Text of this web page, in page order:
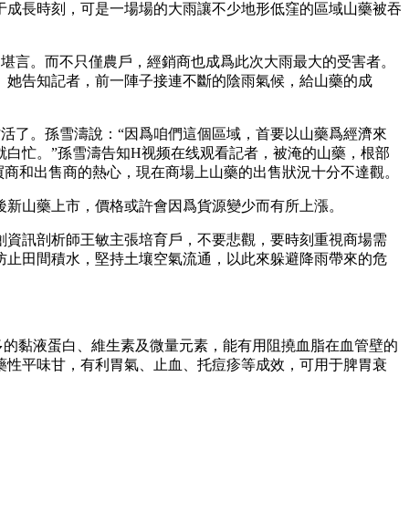
長時刻，可是一場場的大雨讓不少地形低窪的區域山藥被吞
。而不只僅農戶，經銷商也成爲此次大雨最大的受害者。
告知記者，前一陣子接連不斷的陰雨氣候，給山藥的成
了。孫雪濤說：“因爲咱們這個區域，首要以山藥爲經濟來
忙。”孫雪濤告知H视频在线观看記者，被淹的山藥，根部
和出售商的熱心，現在商場上山藥的出售狀況十分不達觀。
山藥上市，價格或許會因爲貨源變少而有所上漲。
訊剖析師王敏主張培育戶，不要悲觀，要時刻重視商場需
田間積水，堅持土壤空氣流通，以此來躲避降雨帶來的危
黏液蛋白、維生素及微量元素，能有用阻撓血脂在血管壁的
平味甘，有利胃氣、止血、托痘疹等成效，可用于脾胃衰